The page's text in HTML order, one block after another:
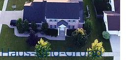
Haus-Und-Grund